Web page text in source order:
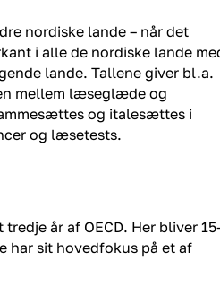
nordiske lande – når det
i alle de nordiske lande
lande. Tallene giver bl.a.
mellem læseglæde og
og italesættes i
og læsetests.
år af OECD. Her bliver
har sit hovedfokus på et af